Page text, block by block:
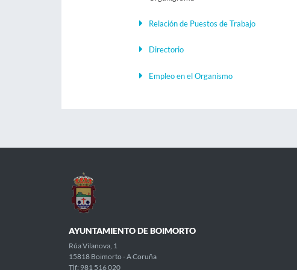
Relación de Puestos de Trabajo
Directorio
Empleo en el Organismo
AYUNTAMIENTO DE BOIMORTO
Rúa Vilanova, 1
15818 Boimorto - A Coruña
Tlf: 981 516 020